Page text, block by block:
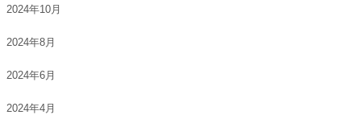
2024年10月
2024年8月
2024年6月
2024年4月